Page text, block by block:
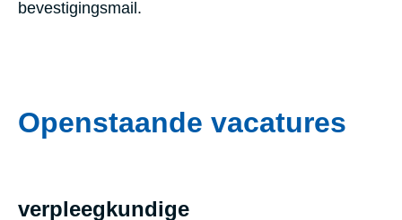
bevestigingsmail.
Openstaande vacatures
verpleegkundige